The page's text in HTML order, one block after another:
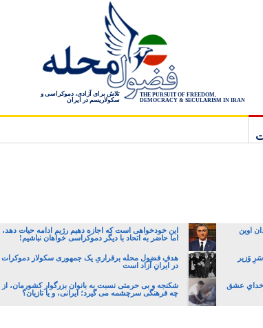
THE PURSUIT OF FREEDOM,
DEMOCRACY & SECULARISM IN IRAN
تلاش برای آزادی، دموکراسی و
سکولاریسم در ایران
سال به زندان اوین
این خودخواهی است که اجازه دهیم رژیم ادامه حیات دهد،
اما حاضر به اتحاد با دیگر دموکراسی خواهان نباشیم!
وَزیر
هدفِ فضول محله برقراریِ یک جمهوری سکولار دموکرات
در ایرانِ آزاد است
خدایِ عشق
شکنجه و بی حرمتی نسبت به بانوان بزرگوار کشورمان، از
چه فرهنگی سرچشمه می گیرد؛ ایرانی، و یا تازیان؟